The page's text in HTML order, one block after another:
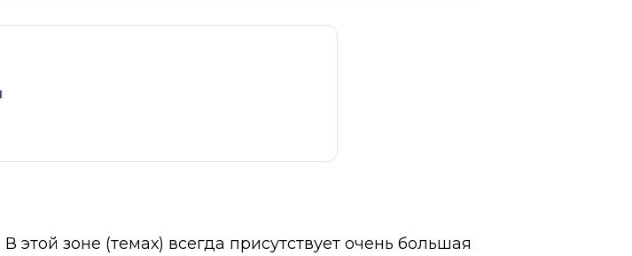
этой зоне (темах) всегда присутствует очень большая